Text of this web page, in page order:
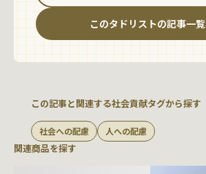
このタドリストの記事一覧
この記事と関連する社会貢献タグから探す
社会への配慮 人への配慮
関連商品を探す